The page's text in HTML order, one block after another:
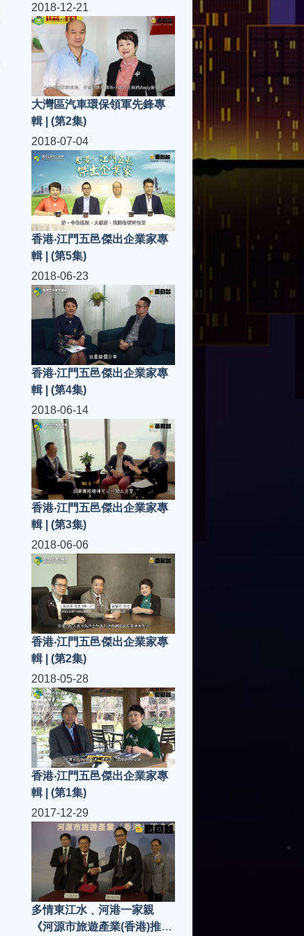
2018-12-21
大灣區汽車環保領軍先鋒專
輯 | (第2集)
2018-07-04
香港‧江門五邑傑出企業家專
輯 | (第5集)
2018-06-23
香港‧江門五邑傑出企業家專
輯 | (第4集)
2018-06-14
香港‧江門五邑傑出企業家專
輯 | (第3集)
2018-06-06
香港‧江門五邑傑出企業家專
輯 | (第2集)
2018-05-28
香港‧江門五邑傑出企業家專
輯 | (第1集)
2017-12-29
多情東江水﹑河港一家親
《河源市旅遊產業(香港)推介